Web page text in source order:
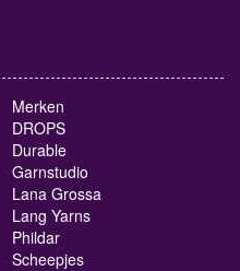
Merken
DROPS
Durable
Garnstudio
Lana Grossa
Lang Yarns
Phildar
Scheepjes